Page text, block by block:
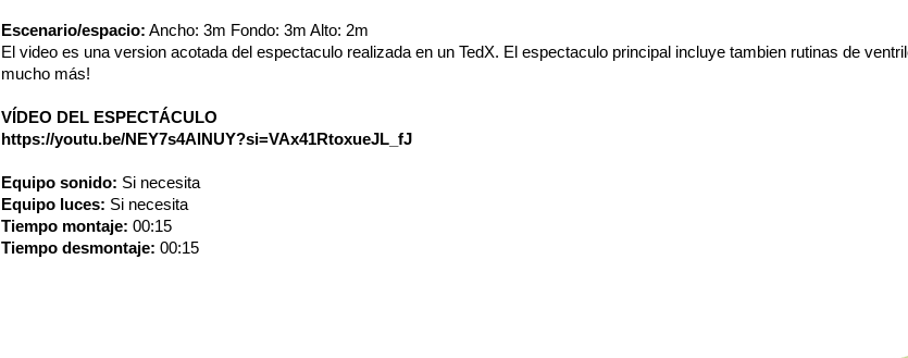
Escenario/espacio: Ancho: 3m Fondo: 3m Alto: 2m
El video es una version acotada del espectaculo realizada en un TedX. El espectaculo principal incluye tambien rutinas de
mucho más!
VÍDEO DEL ESPECTÁCULO
https://youtu.be/NEY7s4AlNUY?si=VAx41RtoxueJL_fJ
Equipo sonido: Si necesita
Equipo luces: Si necesita
Tiempo montaje: 00:15
Tiempo desmontaje: 00:15